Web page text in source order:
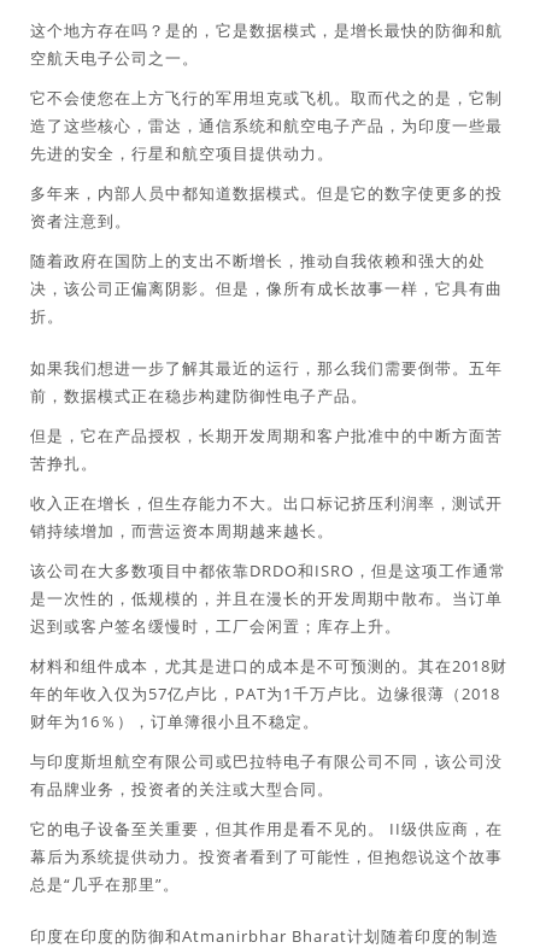
这个地方存在吗？是的，它是数据模式，是增长最快的防御和航
空航天电子公司之一。
它不会使您在上方飞行的军用坦克或飞机。取而代之的是，它制
造了这些核心，雷达，通信系统和航空电子产品，为印度一些最
先进的安全，行星和航空项目提供动力。
多年来，内部人员中都知道数据模式。但是它的数字使更多的投
资者注意到。
随着政府在国防上的支出不断增长，推动自我依赖和强大的处
决，该公司正偏离阴影。但是，像所有成长故事一样，它具有曲
折。
如果我们想进一步了解其最近的运行，那么我们需要倒带。五年
前，数据模式正在稳步构建防御性电子产品。
但是，它在产品授权，长期开发周期和客户批准中的中断方面苦
苦挣扎。
收入正在增长，但生存能力不大。出口标记挤压利润率，测试开
销持续增加，而营运资本周期越来越长。
该公司在大多数项目中都依靠DRDO和ISRO，但是这项工作通常
是一次性的，低规模的，并且在漫长的开发周期中散布。当订单
迟到或客户签名缓慢时，工厂会闲置；库存上升。
材料和组件成本，尤其是进口的成本是不可预测的。其在2018财
年的年收入仅为57亿卢比，PAT为1千万卢比。边缘很薄（2018
财年为16％），订单簿很小且不稳定。
与印度斯坦航空有限公司或巴拉特电子有限公司不同，该公司没
有品牌业务，投资者的关注或大型合同。
它的电子设备至关重要，但其作用是看不见的。 II级供应商，在
幕后为系统提供动力。投资者看到了可能性，但抱怨说这个故事
总是“几乎在那里”。
印度在印度的防御和Atmanirbhar Bharat计划随着印度的制造